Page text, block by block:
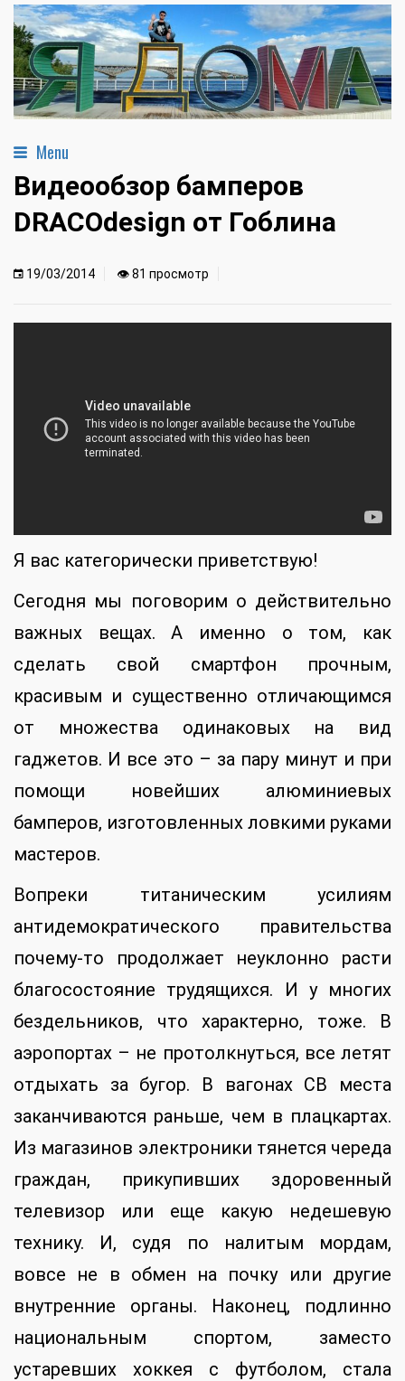
Menu
Видеообзор бамперов
DRACOdesign от Гоблина
19/03/2014 👁 81 просмотр
Я вас категорически приветствую!
Сегодня мы поговорим о действительно
важных вещах. А именно о том, как
сделать свой смартфон прочным,
красивым и существенно отличающимся
от множества одинаковых на вид
гаджетов. И все это – за пару минут и при
помощи новейших алюминиевых
бамперов, изготовленных ловкими руками
мастеров.
Вопреки титаническим усилиям
антидемократического правительства
почему-то продолжает неуклонно расти
благосостояние трудящихся. И у многих
бездельников, что характерно, тоже. В
аэропортах – не протолкнуться, все летят
отдыхать за бугор. В вагонах СВ места
заканчиваются раньше, чем в плацкартах.
Из магазинов электроники тянется череда
граждан, прикупивших здоровенный
телевизор или еще какую недешевую
технику. И, судя по налитым мордам,
вовсе не в обмен на почку или другие
внутренние органы. Наконец, подлинно
национальным спортом, заместо
устаревших хоккея с футболом, стала